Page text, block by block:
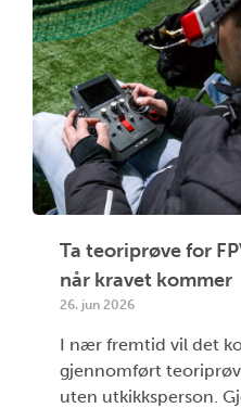
Ta teoriprøve for
når kravet kommer
26. jun 2026
I nær fremtid vil det
gjennomført
uten utkikksperson.